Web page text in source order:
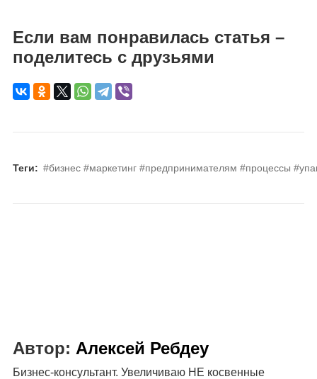
Если вам понравилась статья –
поделитесь с друзьями
Теги: #бизнес #маркетинг #предпринимателям #процессы
Автор: Алексей Ребдеу
Бизнес-консультант. Увеличиваю НЕ косвенные